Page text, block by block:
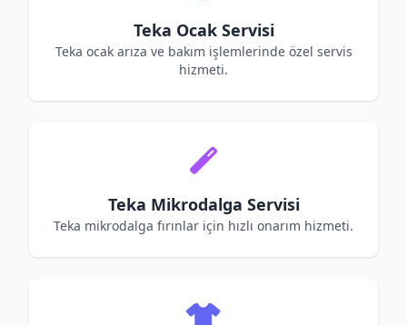
Teka Ocak Servisi
Teka ocak arıza ve bakım işlemlerinde özel servis
hizmeti.
Teka Mikrodalga Servisi
Teka mikrodalga fırınlar için hızlı onarım hizmeti.